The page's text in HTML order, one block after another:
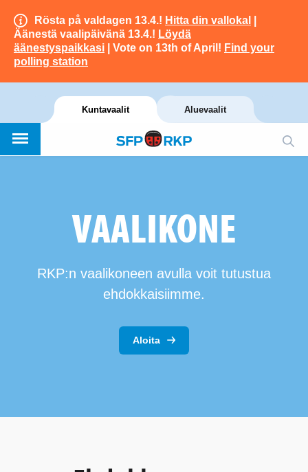
Rösta på valdagen 13.4.! Hitta din vallokal
Äänestä vaalipäivänä 13.4.! Löydä
äänestyspaikkasi | Vote on 13th of April! Find your
polling station
Kuntavaalit Aluevaalit
VAALIKONE
RKP:n vaalikoneen avulla voit tutustua
ehdokkaisiimme.
Aloita